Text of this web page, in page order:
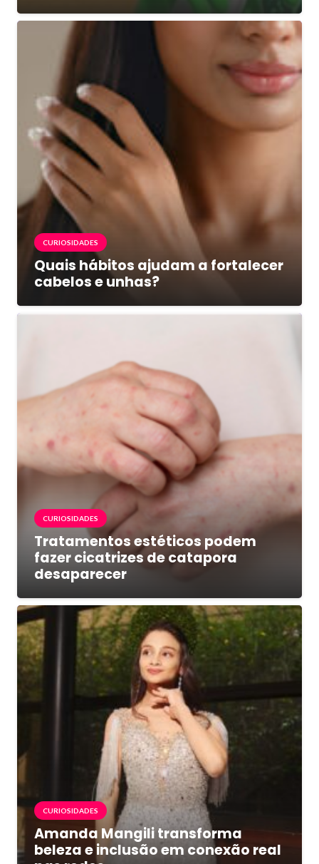
CURIOSIDADES
Quais hábitos ajudam a fortalecer
cabelos e unhas?
CURIOSIDADES
Tratamentos estéticos podem
fazer cicatrizes de catapora
desaparecer
CURIOSIDADES
Amanda Mangili transforma
beleza e inclusão em conexão real